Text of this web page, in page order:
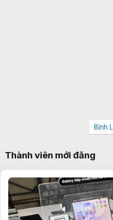
Bình
Thành viên mới đăng